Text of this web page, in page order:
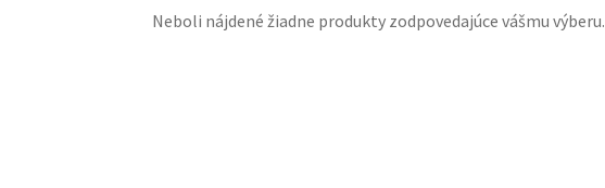
Neboli nájdené žiadne produkty zodpovedajúce vášmu výberu.